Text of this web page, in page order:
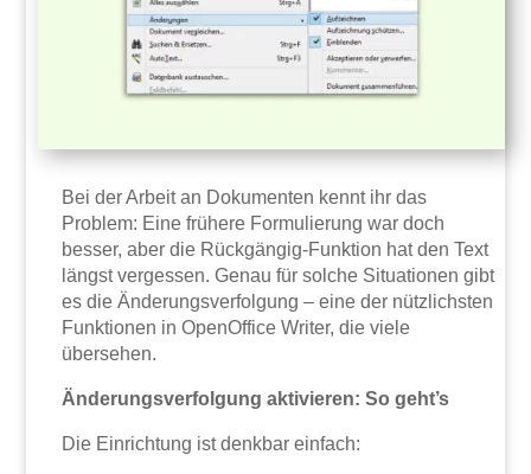
Bei der Arbeit an Dokumenten kennt ihr das
Problem: Eine frühere Formulierung war doch
besser, aber die Rückgängig-Funktion hat den Text
längst vergessen. Genau für solche Situationen gibt
es die Änderungsverfolgung – eine der nützlichsten
Funktionen in OpenOffice Writer, die viele
übersehen.
Änderungsverfolgung aktivieren: So geht’s
Die Einrichtung ist denkbar einfach: